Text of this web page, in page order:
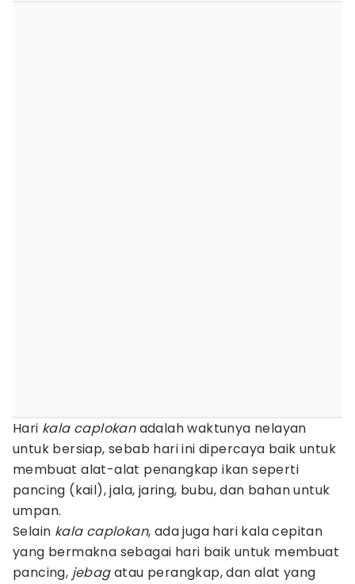
Hari kala caplokanadalah waktunya nelayan
untuk bersiap, sebab hari ini dipercaya baik untuk
membuat alat-alat penangkap ikan seperti
pancing (kail), jala, jaring, bubu, dan bahan untuk
umpan.
Selain kala caplokan, ada juga hari kala cepitan
yang bermakna sebagai hari baik untuk membuat
pancing, jebagatau perangkap, dan alat yang